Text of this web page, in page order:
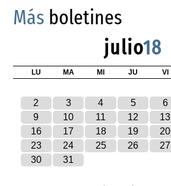
Más boletines
julio18
LU MA MI JU VI
2
3 4 5 6
9
10 11 12 13
16
17 18 19 20
23
24 25 26 27
30
31